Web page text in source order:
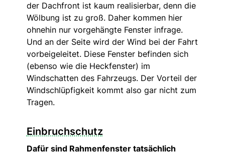
der Dachfront ist kaum realisierbar, denn die
Wölbung ist zu groß. Daher kommen hier
ohnehin nur vorgehängte Fenster infrage.
Und an der Seite wird der Wind bei der Fahrt
vorbeigeleitet. Diese Fenster befinden sich
(ebenso wie die Heckfenster) im
Windschatten des Fahrzeugs. Der Vorteil der
Windschlüpfigkeit kommt also gar nicht zum
Tragen.
Einbruchschutz
Dafür sind Rahmenfenster tatsächlich